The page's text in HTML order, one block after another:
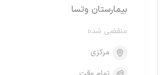
بیمارستان وتسا
منقضی شده
مرکزی